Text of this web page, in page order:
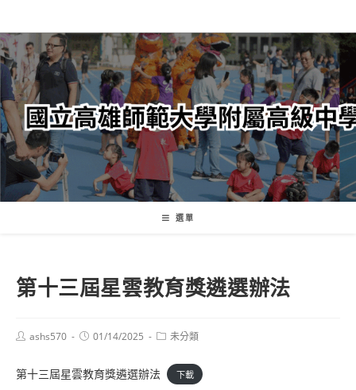
轉
至
主
內
容
選單
第十三屆星雲教育獎遴選辦法
Postashs570
Post01/14/2025
Post未分類
第十三屆星雲教育獎遴選辦法 下載